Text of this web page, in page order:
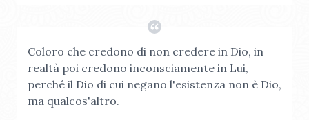
Coloro che credono di non credere in Dio, in
realtà poi credono inconsciamente in Lui,
perché il Dio di cui negano l'esistenza non è Dio,
ma qualcos'altro.